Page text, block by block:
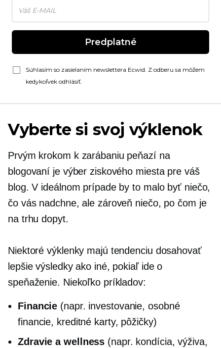
Predplatné
Súhlasím so zasielaním newslettera Ecwid. Z odberu sa môžem
kedykoľvek odhlásiť.
Vyberte si svoj výklenok
Prvým krokom k zarábaniu peňazí na
blogovaní je výber ziskového miesta pre váš
blog. V ideálnom prípade by to malo byť niečo,
čo vás nadchne, ale zároveň niečo, po čom je
na trhu dopyt.
Niektoré výklenky majú tendenciu dosahovať
lepšie výsledky ako iné, pokiaľ ide o
speňaženie. Niekoľko príkladov:
Financie (napr. investovanie, osobné
financie, kreditné karty, pôžičky)
Zdravie a wellness (napr. kondícia, výživa,